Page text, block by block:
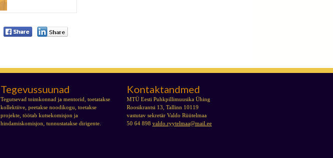
Tegevussuunad
Tegutsevad toimkonnad ja mentorid, toetatakse
kollektiive, peetakse noodikogu, toetakse
projekte, töötab kutsekomisjon ja
hindamiskomisjon, tunnustatakse dirigente.
Kontaktandmed
MTÜ Eesti Puhkpillimuusika Ühing
Roosikrantsi 13, Tallinn 10119
vastutav sekretär Valdo Rüütelmaa
50 64 898 valdo.ryytelmaa@mail.ee